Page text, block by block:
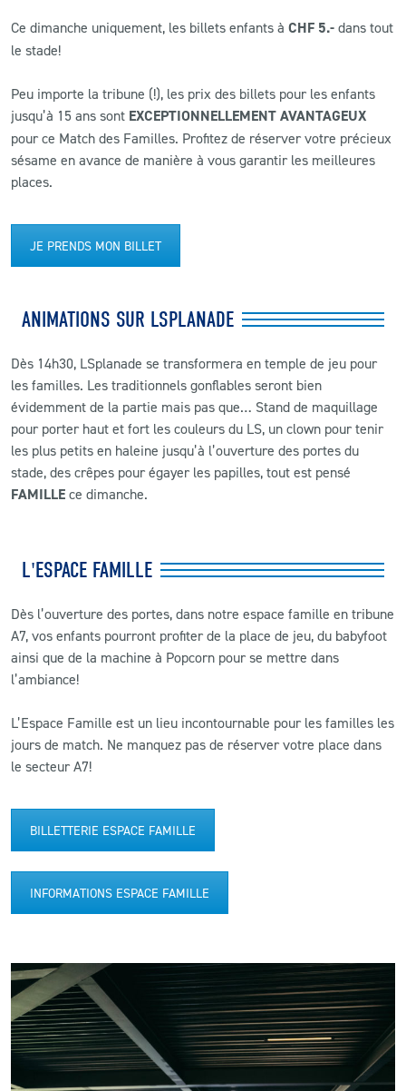
Ce dimanche uniquement, les billets enfants à CHF 5.- dans tout
le stade!
Peu importe la tribune (!), les prix des billets pour les enfants
jusqu’à 15 ans sont EXCEPTIONNELLEMENT AVANTAGEUX
pour ce Match des Familles. Profitez de réserver votre précieux
sésame en avance de manière à vous garantir les meilleures
places.
JE PRENDS MON BILLET
ANIMATIONS SUR LSPLANADE
Dès 14h30, LSplanade se transformera en temple de jeu pour
les familles. Les traditionnels gonflables seront bien
évidemment de la partie mais pas que… Stand de maquillage
pour porter haut et fort les couleurs du LS, un clown pour tenir
les plus petits en haleine jusqu’à l’ouverture des portes du
stade, des crêpes pour égayer les papilles, tout est pensé
FAMILLE ce dimanche.
L'ESPACE FAMILLE
Dès l’ouverture des portes, dans notre espace famille en tribune
A7, vos enfants pourront profiter de la place de jeu, du babyfoot
ainsi que de la machine à Popcorn pour se mettre dans
l’ambiance!
L’Espace Famille est un lieu incontournable pour les familles les
jours de match. Ne manquez pas de réserver votre place dans
le secteur A7!
BILLETTERIE ESPACE FAMILLE
INFORMATIONS ESPACE FAMILLE